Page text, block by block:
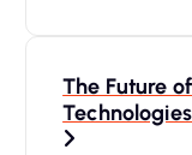
The Future